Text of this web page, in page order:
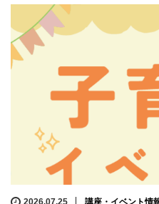
2026.07.25 講座・イベント情